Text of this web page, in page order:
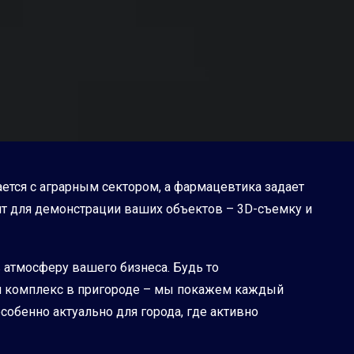
с аграрным сектором, а фармацевтика задает
для демонстрации ваших объектов – 3D-съемку и
вашего бизнеса. Будь то
комплекс в пригороде – мы покажем каждый
актуально для города, где активно